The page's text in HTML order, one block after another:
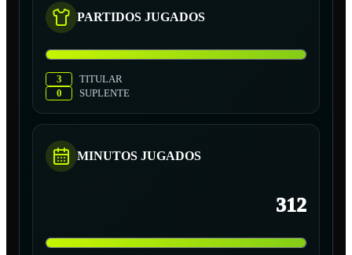
PARTIDOS JUGADOS
3
TITULAR
0
SUPLENTE
MINUTOS JUGADOS
312